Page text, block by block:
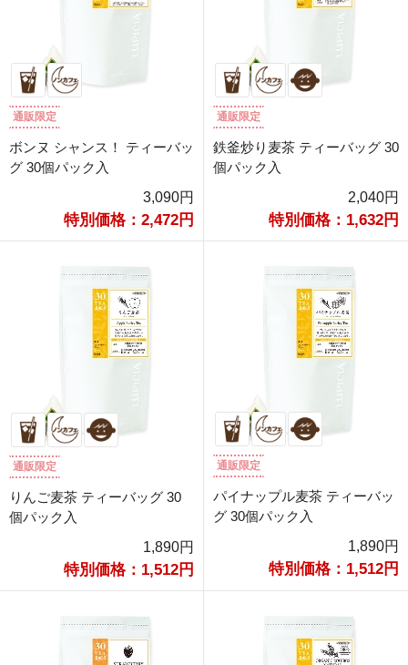
通販限定
ボンヌ シャンス！ ティーバッ
グ 30個パック入
3,090円
特別価格：2,472円
通販限定
鉄釜炒り麦茶 ティーバッグ 30
個パック入
2,040円
特別価格：1,632円
通販限定
りんご麦茶 ティーバッグ 30
個パック入
1,890円
特別価格：1,512円
通販限定
パイナップル麦茶 ティーバッ
グ 30個パック入
1,890円
特別価格：1,512円